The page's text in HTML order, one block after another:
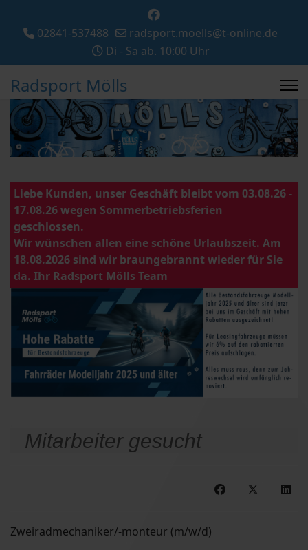
02841-537488
radsport.moells@t-online.de
Di - Sa ab. 10:00 Uhr
Radsport Mölls
Liebe Kunden, unser Geschäft bleibt vom 03.08.26 -
17.08.26 wegen Sommerbetriebsferien
geschlossen.
Wir wünschen allen eine schöne Urlaubszeit. Am
18.08.2026 sind wir braungebrannt wieder für Sie
da. Ihr Radsport Mölls Team
Mitarbeiter gesucht
Zweiradmechaniker/-monteur (m/w/d)